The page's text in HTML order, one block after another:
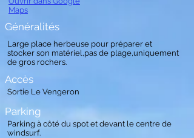
Maps
Généralités
Large place herbeuse pour préparer et
stocker son matériel,pas de plage,uniquement
de gros rochers.
Accès
Sortie Le Vengeron
Parking
Parking à côté du spot et devant le centre de
windsurf.